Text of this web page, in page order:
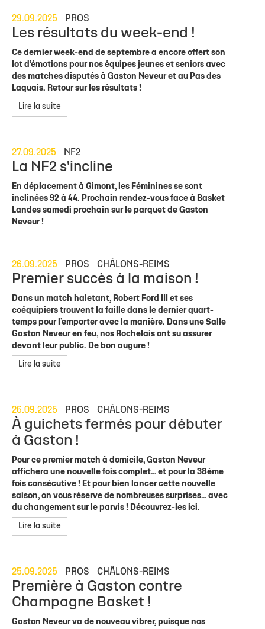
29.09.2025 PROS
Les résultats du week-end !
Ce dernier week-end de septembre a encore offert son
lot d’émotions pour nos équipes jeunes et seniors avec
des matches disputés à Gaston Neveur et au Pas des
Laquais. Retour sur les résultats !
Lire la suite
27.09.2025 NF2
La NF2 s'incline
En déplacement à Gimont, les Féminines se sont
inclinées 92 à 44. Prochain rendez-vous face à Basket
Landes samedi prochain sur le parquet de Gaston
Neveur !
26.09.2025 PROS CHÂLONS-REIMS
Premier succès à la maison !
Dans un match haletant, Robert Ford III et ses
coéquipiers trouvent la faille dans le dernier quart-
temps pour l’emporter avec la manière. Dans une Salle
Gaston Neveur en feu, nos Rochelais ont su assurer
devant leur public. De bon augure !
Lire la suite
26.09.2025 PROS CHÂLONS-REIMS
À guichets fermés pour débuter
à Gaston !
Pour ce premier match à domicile, Gaston Neveur
affichera une nouvelle fois complet… et pour la 38ème
fois consécutive ! Et pour bien lancer cette nouvelle
saison, on vous réserve de nombreuses surprises… avec
du changement sur le parvis ! Découvrez-les ici.
Lire la suite
25.09.2025 PROS CHÂLONS-REIMS
Première à Gaston contre
Champagne Basket !
Gaston Neveur va de nouveau vibrer, puisque nos